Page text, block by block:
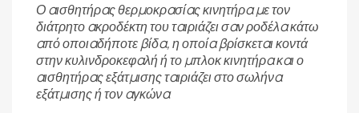
Ο αισθητήρας θερμοκρασίας κινητήρα με τον
διάτρητο ακροδέκτη του ταιριάζει σαν ροδέλα κάτω
από οποιαδήποτε βίδα, η οποία βρίσκεται κοντά
στην κυλινδροκεφαλή ή το μπλοκ κινητήρα και ο
αισθητήρας εξάτμισης ταιριάζει στο σωλήνα
εξάτμισης ή τον αγκώνα